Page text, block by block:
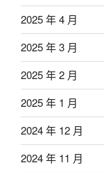
2025 年 4 月
2025 年 3 月
2025 年 2 月
2025 年 1 月
2024 年 12 月
2024 年 11 月